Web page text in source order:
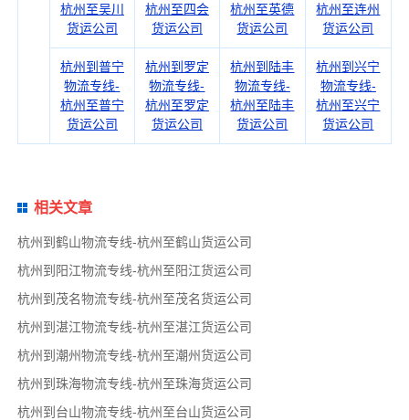
杭州至吴川
货运公司
杭州至四会
货运公司
杭州至英德
货运公司
杭州至连州
货运公司
杭州到普宁
物流专线-
杭州至普宁
货运公司
杭州到罗定
物流专线-
杭州至罗定
货运公司
杭州到陆丰
物流专线-
杭州至陆丰
货运公司
杭州到兴宁
物流专线-
杭州至兴宁
货运公司
相关文章
杭州到鹤山物流专线-杭州至鹤山货运公司
杭州到阳江物流专线-杭州至阳江货运公司
杭州到茂名物流专线-杭州至茂名货运公司
杭州到湛江物流专线-杭州至湛江货运公司
杭州到潮州物流专线-杭州至潮州货运公司
杭州到珠海物流专线-杭州至珠海货运公司
杭州到台山物流专线-杭州至台山货运公司